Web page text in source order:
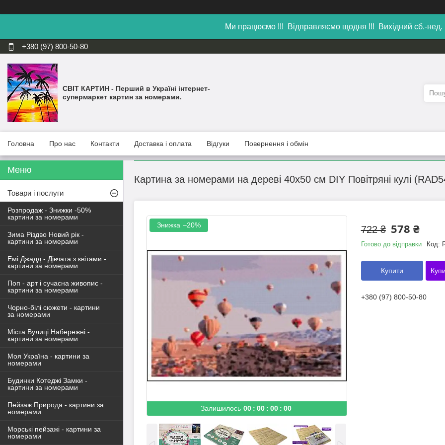
Ми працюємо !!! Відправляємо щодня !!! Вихідний сб.-нед.
+380 (97) 800-50-80
СВІТ КАРТИН - Перший в Україні інтернет-
супермаркет картин за номерами.
Головна Про нас Контакти Доставка і оплата Відгуки Повернення і обмін
Картина за номерами на дереві 40х50 см DIY Повітряні кулі
Залишилось 00 00 00 00
–20% 722 ₴ 578 ₴
Готово до відправки Код:
Купити
+380 (97) 800-50-80
Товари і послуги
Розпродаж - Знижки -50%
картини за номерами
Зима Різдво Новий рік -
картини за номерами
Емі Джадд - Дівчата з квітами -
картини за номерами
Поп - арт і сучасна живопис -
картини за номерами
Чорно-білі сюжети - картини
за номерами
Міста Вулиці Набережні -
картини за номерами
Моя Україна - картини за
номерами
Будинки Котеджі Замки -
картини за номерами
Пейзаж Природа - картини за
номерами
Морські пейзажі - картини за
номерами